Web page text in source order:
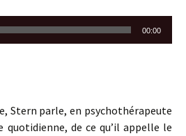
00:00
Stern parle, en psychothérapeute
quotidienne, de ce qu’il appelle le